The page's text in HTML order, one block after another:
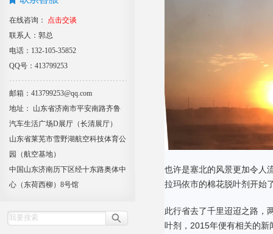
在线咨询：
点击交谈
联系人：郭总
电话：132-105-35852
QQ号：413799253
邮箱：413799253@qq.com
地址： 山东省济南市平安南路齐鲁
汽车生活广场D展厅（长清展厅）
山东省莱芜市雪野湖航空科技体育公
园（航空基地）
中国山东济南历下区经十东路奥体中
心（东荷西柳）8号馆
也许是塞北的风景更加令人
拉玛依市的棉花脱叶剂开始
此行省去了千里迢迢之路，
叶剂，2015年便有相关的新